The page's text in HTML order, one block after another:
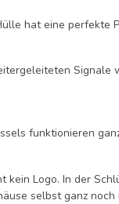
hat eine perfekte
Signale
funktionieren
kein Logo. In der
selbst ganz